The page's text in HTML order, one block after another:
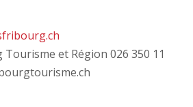
et Région 026 350 11